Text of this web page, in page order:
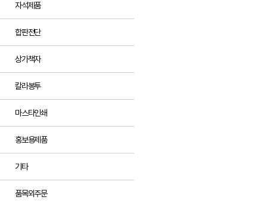
자석제품
합판전단
상가책자
칼라봉투
마스타인쇄
홍보용제품
기타
품목외주문